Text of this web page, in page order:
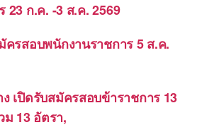
23 ก.ค. -3 ส.ค. 2569
ครสอบพนักงานราชการ 5 ส.ค.
เปิดรับสมัครสอบข้าราชการ 13
ม 13 อัตรา,